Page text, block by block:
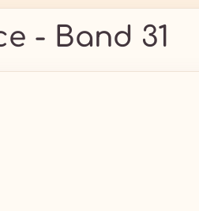
- Band 31